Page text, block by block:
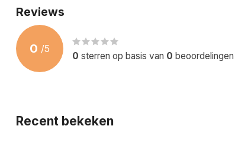
Reviews
0 /5
0 sterren op basis van 0 beoordelingen
Recent bekeken